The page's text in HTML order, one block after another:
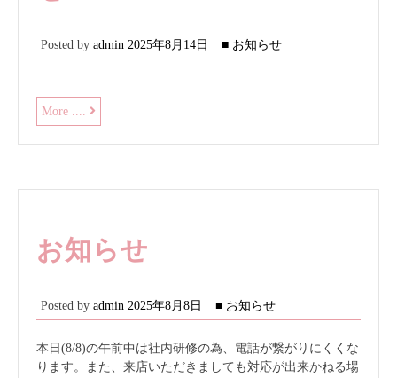
Posted by admin 2025年8月14日 ■ お知らせ
More .... 8
月
の
日
の
お知らせ
Posted by admin 2025年8月8日 ■ お知らせ
本日(8/8)の午前中は社内研修の為、電話が繋がりにくくな
ります。また、来店いただきましても対応が出来かねる場